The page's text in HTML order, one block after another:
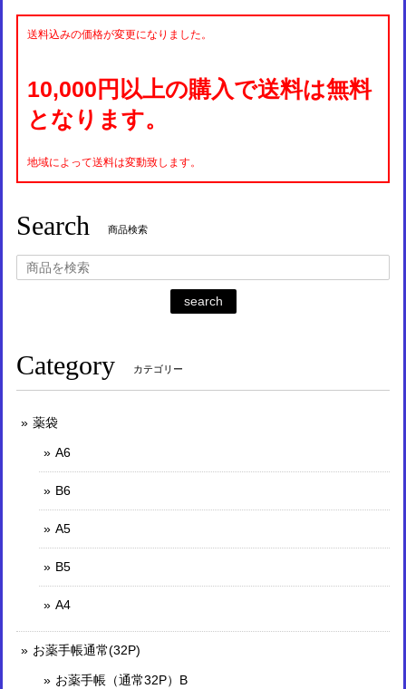
送料込みの価格が変更になりました。
10,000円以上の購入で送料は無料
となります。
地域によって送料は変動致します。
Search 商品検索
search
Category カテゴリー
薬袋
A6
B6
A5
B5
A4
お薬手帳通常(32P)
お薬手帳（通常32P）B